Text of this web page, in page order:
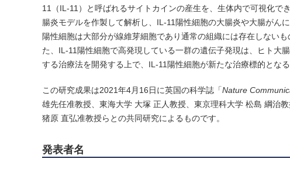
11（IL-11）と呼ばれるサイトカインの産生を、生体内で可視化
腸炎モデルを作製して解析し、IL-11陽性細胞の大腸炎や大腸がん
陽性細胞は大部分が線維芽細胞であり通常の組織には存在しない
た、IL-11陽性細胞で高発現している一群の遺伝子発現は、ヒト大
する治療法を開発する上で、IL-11陽性細胞が新たな治療標的とな
この研究成果は2021年4月16日に英国の科学誌「Nature
雄先任准教授、東海大学 大塚 正人教授、東京理科大学 松島 綱治
猪原 直弘准教授らとの共同研究によるものです。
発表者名